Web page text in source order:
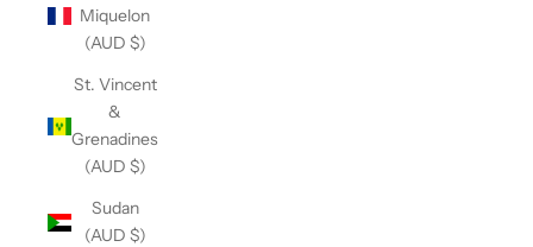
Miquelon
(AUD $)
St. Vincent
&
Grenadines
(AUD $)
Sudan
(AUD $)